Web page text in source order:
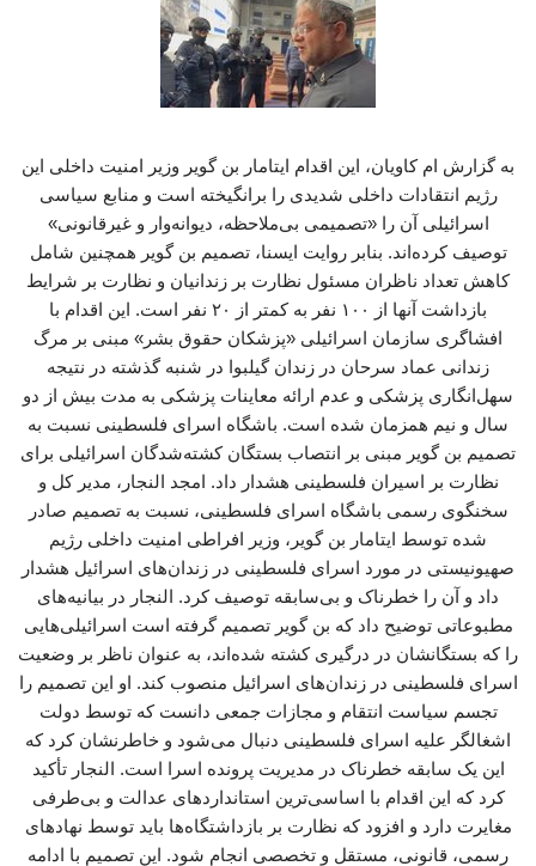
به گزارش ام کاویان، این اقدام ایتامار بن گویر وزیر امنیت داخلی این
رژیم انتقادات داخلی شدیدی را برانگیخته است و منابع سیاسی
اسرائیلی آن را «تصمیمی بی‌ملاحظه، دیوانه‌وار و غیرقانونی»
توصیف کرده‌اند. بنابر روایت ایسنا، تصمیم بن گویر همچنین شامل
کاهش تعداد ناظران مسئول نظارت بر زندانیان و نظارت بر شرایط
بازداشت آنها از ۱۰۰ نفر به کمتر از ۲۰ نفر است. این اقدام با
افشاگری سازمان اسرائیلی «پزشکان حقوق بشر» مبنی بر مرگ
زندانی عماد سرحان در زندان گیلبوا در شنبه گذشته در نتیجه
سهل‌انگاری پزشکی و عدم ارائه معاینات پزشکی به مدت بیش از دو
سال و نیم همزمان شده است. باشگاه اسرای فلسطینی نسبت به
تصمیم بن گویر مبنی بر انتصاب بستگان کشته‌شدگان اسرائیلی برای
نظارت بر اسیران فلسطینی هشدار داد. امجد النجار، مدیر کل و
سخنگوی رسمی باشگاه اسرای فلسطینی، نسبت به تصمیم صادر
شده توسط ایتامار بن گویر، وزیر افراطی امنیت داخلی رژیم
صهیونیستی در مورد اسرای فلسطینی در زندان‌های اسرائیل هشدار
داد و آن را خطرناک و بی‌سابقه توصیف کرد. النجار در بیانیه‌های
مطبوعاتی توضیح داد که بن گویر تصمیم گرفته است اسرائیلی‌هایی
را که بستگانشان در درگیری کشته شده‌اند، به عنوان ناظر بر وضعیت
اسرای فلسطینی در زندان‌های اسرائیل منصوب کند. او این تصمیم را
تجسم سیاست انتقام و مجازات جمعی دانست که توسط دولت
اشغالگر علیه اسرای فلسطینی دنبال می‌شود و خاطرنشان کرد که
این یک سابقه خطرناک در مدیریت پرونده اسرا است. النجار تأکید
کرد که این اقدام با اساسی‌ترین استانداردهای عدالت و بی‌طرفی
مغایرت دارد و افزود که نظارت بر بازداشتگاه‌ها باید توسط نهادهای
رسمی، قانونی، مستقل و تخصصی انجام شود. این تصمیم با ادامه‌